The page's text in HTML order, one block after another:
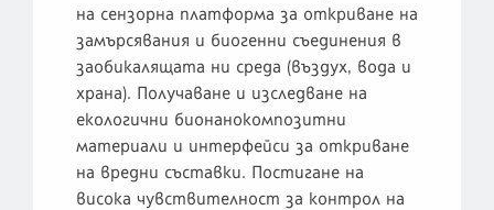
на сензорна платформа за откриване на
замърсявания и биогенни съединения в
заобикалящата ни среда (въздух, вода и
храна). Получаване и изследване на
екологични бионанокомпозитни
материали и интерфейси за откриване
на вредни съставки. Постигане на
висока чувствителност за контрол на